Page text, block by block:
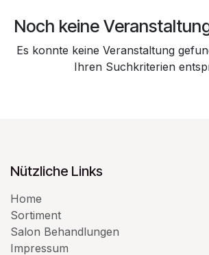
Noch keine
Es konnte keine Veranstaltung
Ihren Suchkriterien
Nützliche Links
Home
Sortiment
Salon Behandlungen
Impressum